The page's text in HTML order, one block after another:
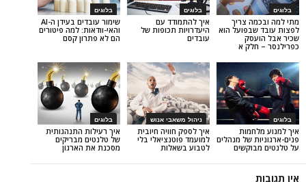
בלוגים
שימור עובדים בעידן ה-AI
והאי-וודאות: למה פיטורים
הם לא פתרון קסם
בלוגים
איך להתמודד עם
היעדרויות תכופות של
עובדים
צריך
הוא
א
בלוגים
איך רעילות התנהגותית
של טלנטים מבריקים
מסכנת את הארגון
ניהול משאבי אנוש
איך לספק חוויה חיובית
למועמד פוטנציאלי בלי
לטבוע בשאלות
של מנהלים